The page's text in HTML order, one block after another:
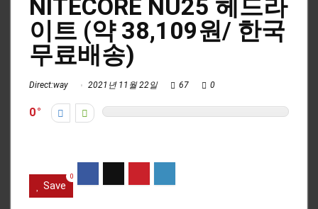
NITECORE NU25 헤드라
이트 (약 38,109원/ 한국
무료배송)
Direct:way 2021년 11월 22일 67 0
0
Save
0